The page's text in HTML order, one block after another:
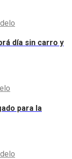
día sin carro y
para la